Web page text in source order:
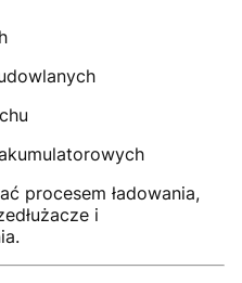
procesem ładowania,
i